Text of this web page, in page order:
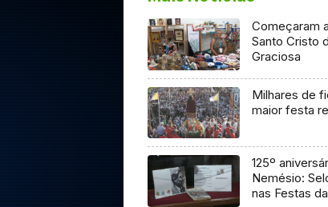
Começaram
Santo Cristo
Graciosa
Milhares de
maior festa
125º
Nemésio:
nas Festas